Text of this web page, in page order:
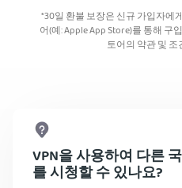
*30일 환불 보장은 신규 가입자에
어(예: Apple App Store)를 통해 구
토어의 약관 및
VPN을 사용하여 다른
를 시청할 수 있나요?